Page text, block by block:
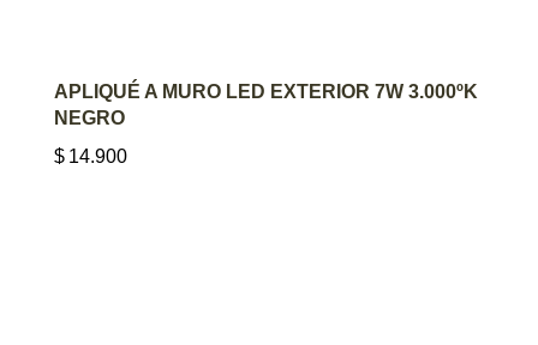
AGREGAR AL CARRITO
APLIQUÉ A MURO LED EXTERIOR 7W 3.000ºK
NEGRO
$ 14.900